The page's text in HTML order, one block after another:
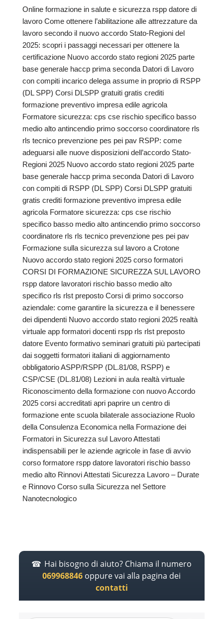
Online formazione in salute e sicurezza rspp datore di
lavoro Come ottenere l’abilitazione alle attrezzature da
lavoro secondo il nuovo accordo Stato-Regioni del
2025: scopri i passaggi necessari per ottenere la
certificazione Nuovo accordo stato regioni 2025 parte
base generale haccp prima seconda Datori di Lavoro
con compiti incarico delega assume in proprio di RSPP
(DL SPP) Corsi DLSPP gratuiti gratis crediti
formazione preventivo impresa edile agricola
Formatore sicurezza: cps cse rischio specifico basso
medio alto antincendio primo soccorso coordinatore rls
rls tecnico prevenzione pes pei pav RSPP: come
adeguarsi alle nuove disposizioni dell’accordo Stato-
Regioni 2025 Nuovo accordo stato regioni 2025 parte
base generale haccp prima seconda Datori di Lavoro
con compiti di RSPP (DL SPP) Corsi DLSPP gratuiti
gratis crediti formazione preventivo impresa edile
agricola Formatore sicurezza: cps cse rischio
specifico basso medio alto antincendio primo soccorso
coordinatore rls rls tecnico prevenzione pes pei pav
Formazione sulla sicurezza sul lavoro a Crotone
Nuovo accordo stato regioni 2025 corso formatori
CORSI DI FORMAZIONE SICUREZZA SUL LAVORO
rspp datore lavoratori rischio basso medio alto
specifico rls rlst preposto Corsi di primo soccorso
aziendale: come garantire la sicurezza e il benessere
dei dipendenti Nuovo accordo stato regioni 2025 realtà
virtuale app formatori docenti rspp rls rlst preposto
datore Evento formativo seminari gratuiti più partecipati
dai soggetti formatori italiani di aggiornamento
obbligatorio ASPP/RSPP (DL.81/08, RSPP) e
CSP/CSE (DL.81/08) Lezioni in aula realtà virtuale
Riconoscimento della formazione con nuovo Accordo
2025 corsi accreditati apri paprire un centro di
formazione ente scuola bilaterale associazione Ruolo
della Consulenza Economica nella Formazione dei
Formatori in Sicurezza sul Lavoro Attestati
indispensabili per le aziende agricole in fase di avvio
corso formatore rspp datore lavoratori rischio basso
medio alto Rinnovi Attestati Sicurezza Lavoro – Durate
e Rinnovo Corso sulla Sicurezza nel Settore
Nanotecnologico
Hai bisogno di aiuto? Chiama il numero
069968846 oppure vai alla pagina dei
contatti